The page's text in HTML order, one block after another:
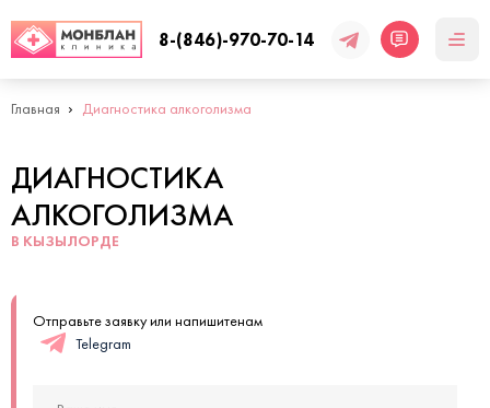
8-(846)-970-70-14
Главная Диагностика алкоголизма
ДИАГНОСТИКА
АЛКОГОЛИЗМА
В КЫЗЫЛОРДЕ
Отправьте заявку или напишитенам
Telegram